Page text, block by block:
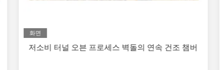
화면
저소비 터널 오븐 프로세스 벽돌의 연속 건조 챔버